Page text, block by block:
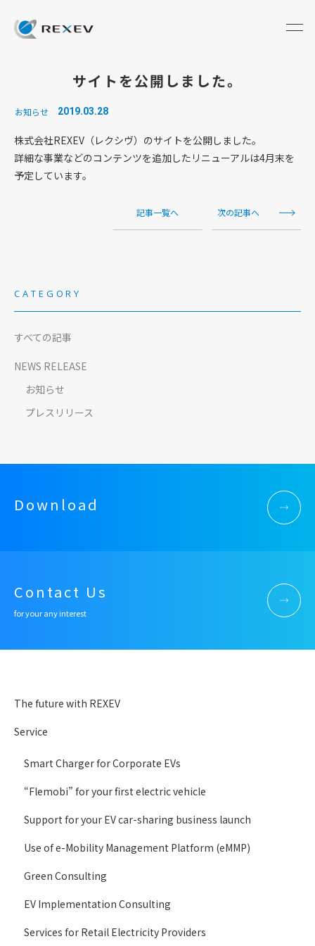
サイトを公開しました。
お知らせ 2019.03.28
株式会社REXEV（レクシヴ）のサイトを公開しました。
詳細な事業などのコンテンツを追加したリニューアルは4月末を
予定しています。
記事一覧へ 次の記事へ
CATEGORY
すべての記事
NEWS RELEASE
お知らせ
プレスリリース
Download
Contact Us
for your any interest
The future with REXEV
Service
Smart Charger for Corporate EVs
“Flemobi” for your first electric vehicle
Support for your EV car-sharing business launch
Use of e-Mobility Management Platform (eMMP)
Green Consulting
EV Implementation Consulting
Services for Retail Electricity Providers